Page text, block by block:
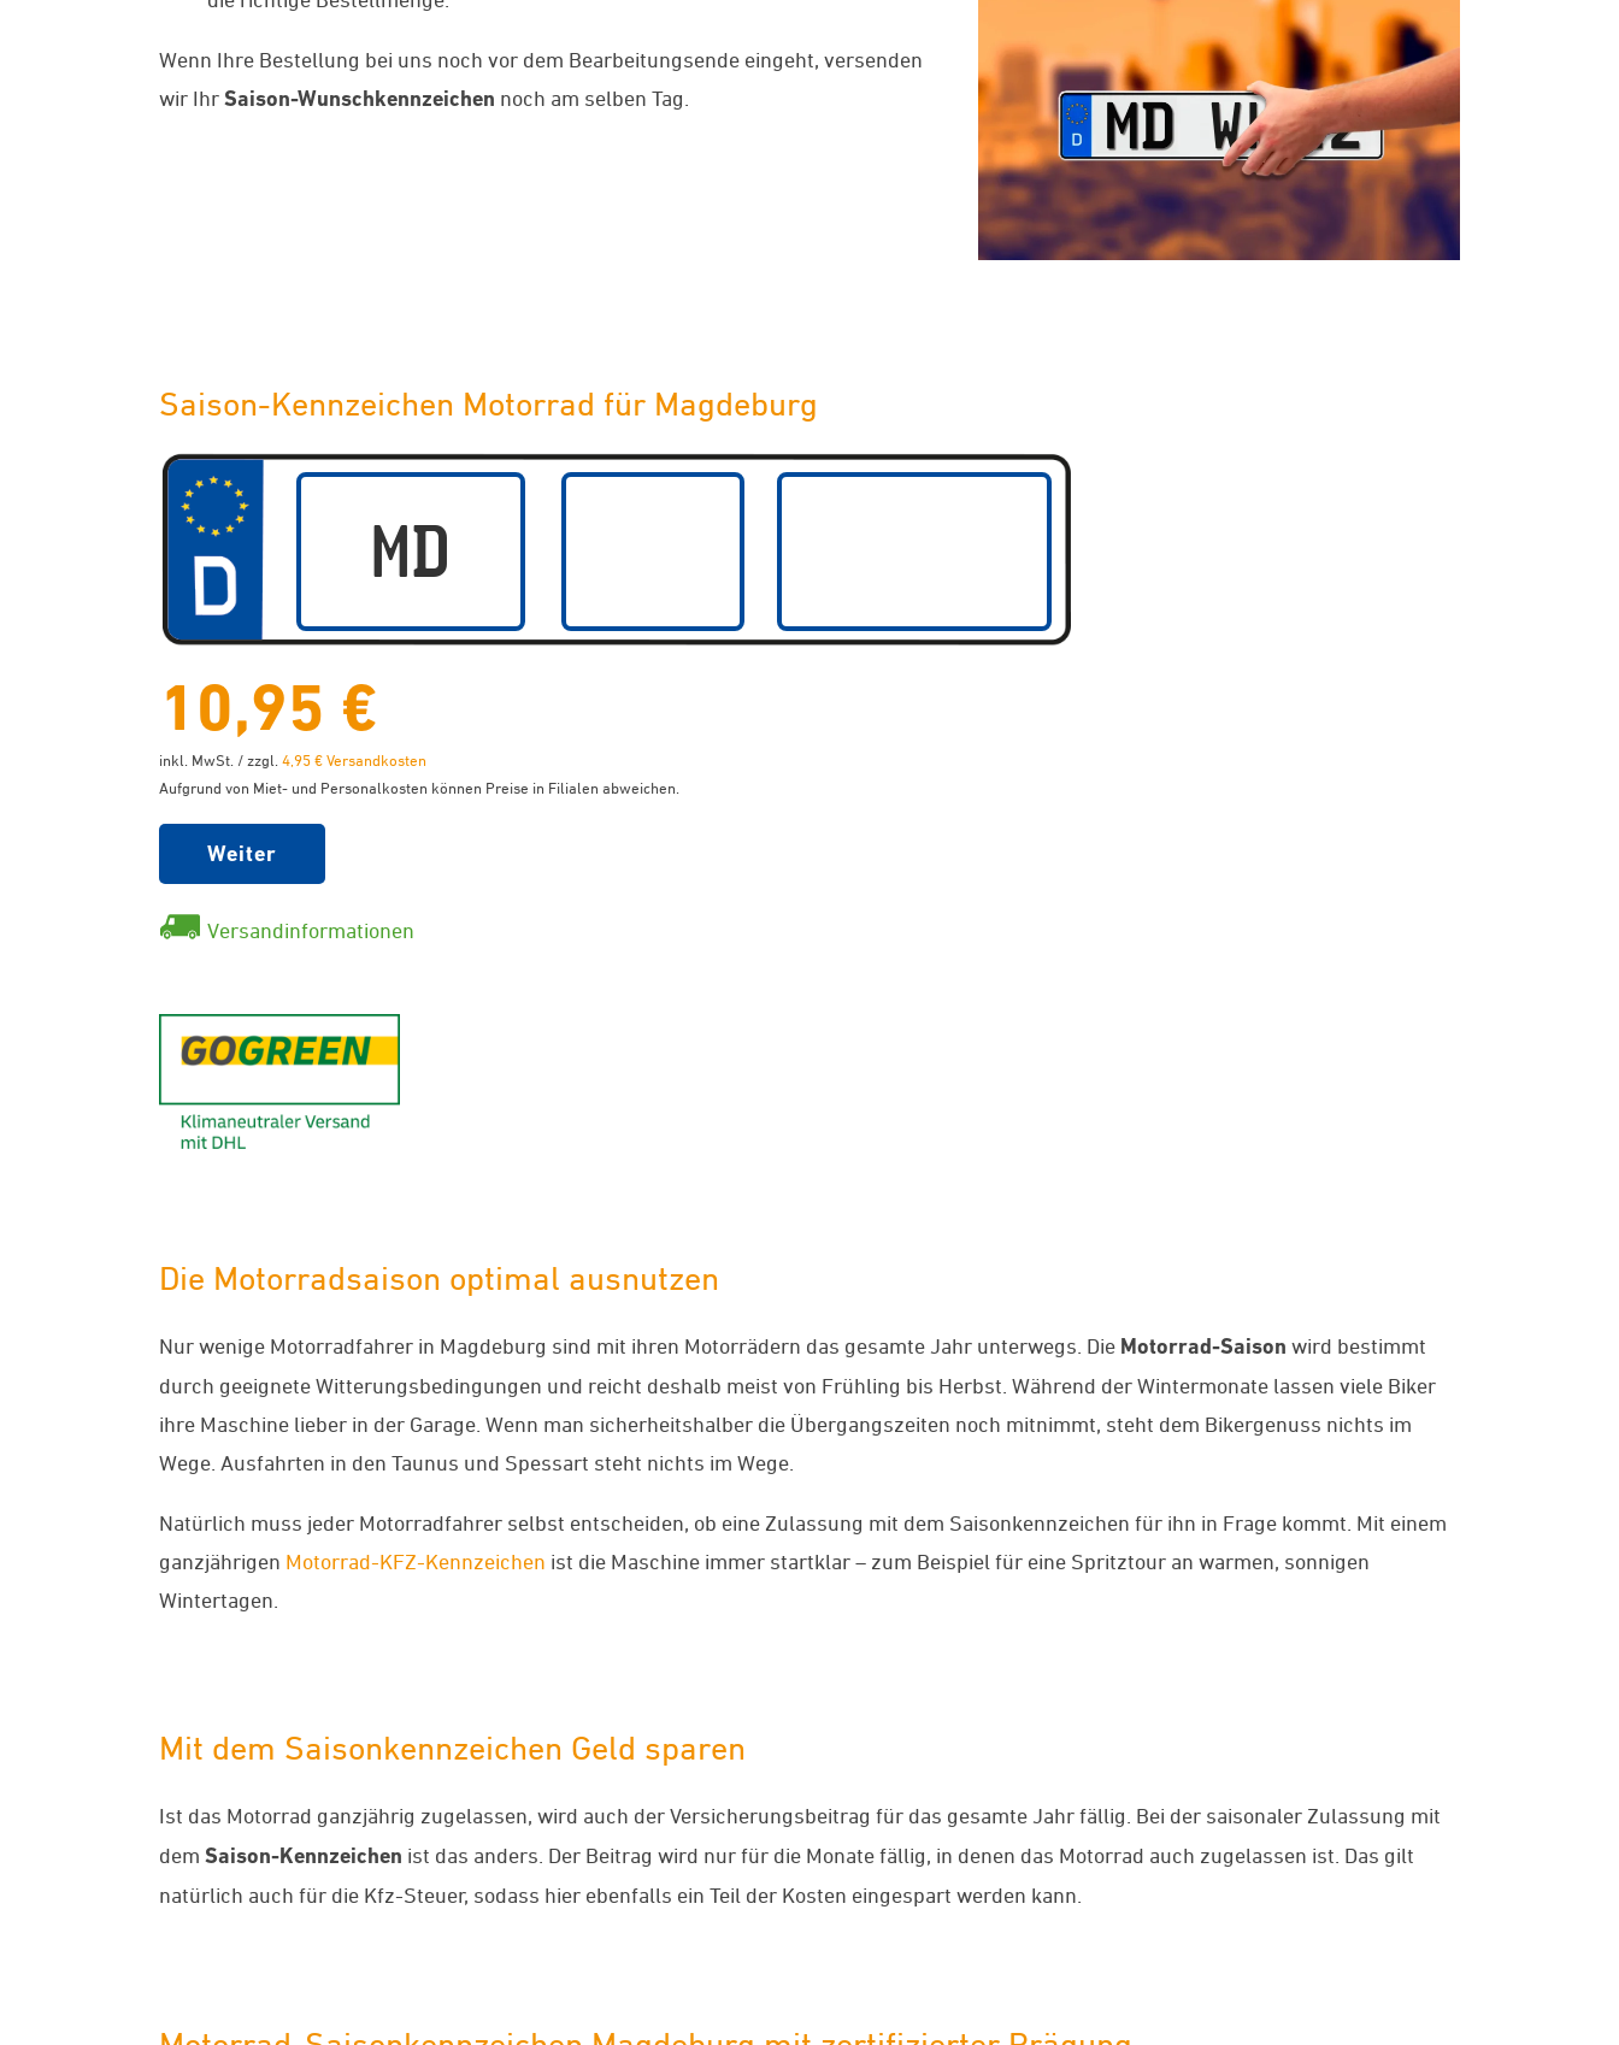
Wenn Ihre Bestellung bei uns noch vor dem Bearbeitungsende eingeht, versenden
wir Ihr Saison-Wunschkennzeichen noch am selben Tag.
Saison-Kennzeichen Motorrad für Magdeburg
10,95 €
inkl. MwSt. / zzgl. 4,95 € Versandkosten
Aufgrund von Miet- und Personalkosten können Preise in Filialen abweichen.
Weiter
Versandinformationen
Die Motorradsaison optimal ausnutzen
Nur wenige Motorradfahrer in Magdeburg sind mit ihren Motorrädern das gesamte Jahr unterwegs. Die Motorrad-Saison wird bestimmt
durch geeignete Witterungsbedingungen und reicht deshalb meist von Frühling bis Herbst. Während der Wintermonate lassen viele Biker
ihre Maschine lieber in der Garage. Wenn man sicherheitshalber die Übergangszeiten noch mitnimmt, steht dem Bikergenuss nichts im
Wege. Ausfahrten in den Taunus und Spessart steht nichts im Wege.
Natürlich muss jeder Motorradfahrer selbst entscheiden, ob eine Zulassung mit dem Saisonkennzeichen für ihn in Frage kommt. Mit einem
ganzjährigen Motorrad-KFZ-Kennzeichen ist die Maschine immer startklar – zum Beispiel für eine Spritztour an warmen, sonnigen
Wintertagen.
Mit dem Saisonkennzeichen Geld sparen
Ist das Motorrad ganzjährig zugelassen, wird auch der Versicherungsbeitrag für das gesamte Jahr fällig. Bei der saisonaler Zulassung mit
dem Saison-Kennzeichen ist das anders. Der Beitrag wird nur für die Monate fällig, in denen das Motorrad auch zugelassen ist. Das gilt
natürlich auch für die Kfz-Steuer, sodass hier ebenfalls ein Teil der Kosten eingespart werden kann.